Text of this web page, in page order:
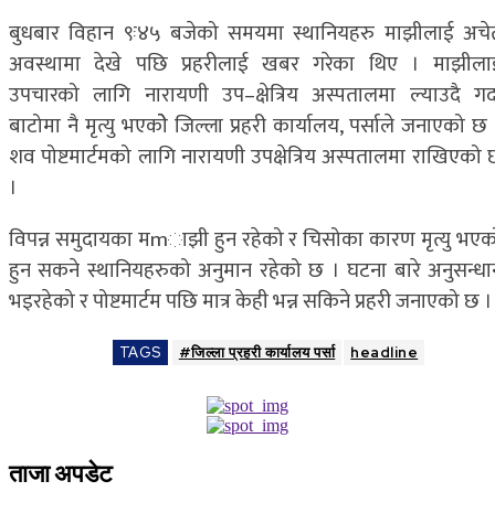
बुधबार विहान ९ः४५ बजेको समयमा स्थानियहरु माझीलाई
अवस्थामा देखे पछि प्रहरीलाई खबर गरेका थिए ।
उपचारको लागि नारायणी उप–क्षेत्रिय अस्पतालमा ल्याउदै
बाटोमा नै मृत्यु भएकोे जिल्ला प्रहरी कार्यालय, पर्साले जनाएको छ
शव पोष्टमार्टमको लागि नारायणी उपक्षेत्रिय अस्पतालमा राखिएको
।
विपन्न समुदायका मmाझी हुन रहेको र चिसोका कारण मृत्यु
हुन सकने स्थानियहरुको अनुमान रहेको छ । घटना बारे
भइरहेको र पोष्टमार्टम पछि मात्र केही भन्न सकिने प्रहरी जनाएको छ ।
TAGS #जिल्ला प्रहरी कार्यालय पर्सा headline
ताजा अपडेट